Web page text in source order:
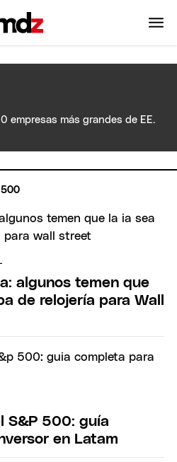
empresas más grandes de EE.
algunos temen que
de relojería para Wall
S&P 500: guía
en Latam